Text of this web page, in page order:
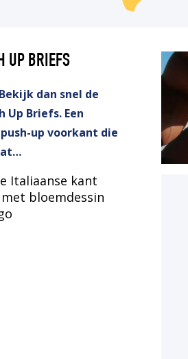
UP BRIEFS
dan snel de
Up Briefs. Een
up voorkant die
Italiaanse kant
bloemdessin